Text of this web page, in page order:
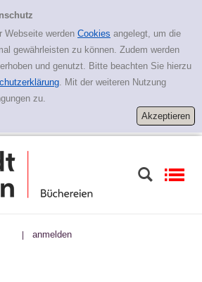
Webseite werden Cookies angelegt, um die
gewährleisten zu können. Zudem werden
und genutzt. Bitte beachten Sie hierzu
. Mit der weiteren Nutzung
zu.
| anmelden